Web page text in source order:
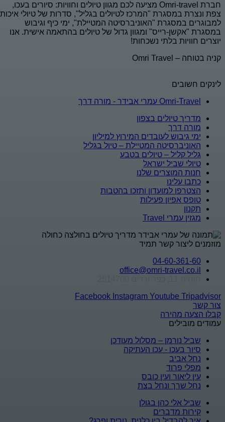
חברת Omri-travel מציעה לכם מגוון טיולים וחוויות: סיורים בעכו,
צפת ונצרת במסגרת "המרכז לטיולים בגליל", סדרות של טיולי איכות
למבוגרים במסגרת "האוניברסיטה המטיילת", ימי כיף וגיבוש
במסגרת "אקשן-רייס" ומגוון גדול של טיולים בהתאמה אישית. אנו
יוצרים חוויות בלתי נשכחות!
קניה בטוחה – Omri Travel
לינקים חשובים
Omri-Travel עמרי אבידר - מורה דרך
מדריך טיולים בצפון
מורה דרך
ימי גיבוש לעובדים המירוץ למיליון
האוניברסיטה המטיילת – טיול בגליל
גליל קליל – טיולים בטבע
טיולי שביל ישראל
חנות המוצרים שלנו
כתבו עלינו
הצטרפו למועדון ותזכו בהטבות
טופס אפיון פעילות
תקנון
מגזין עמרי Travel
מוזמנים ליצור קשר תמיד
04-60-361-60
office@omri-travel.co.il
Facebook
Instagram Youtube Tripadvisor
צור קשר
קבלו הצעה מהירה
עמודים מובילים
שביל נורמן – מסלול מעודכן
סיור בעכו - עכו העתיקה
נחל אביב
מפלי פרוד
עין ליאור ועין כובס
נחל שרך ונחל בצת
שביל אלי כהן בגולן
קירות מדברים